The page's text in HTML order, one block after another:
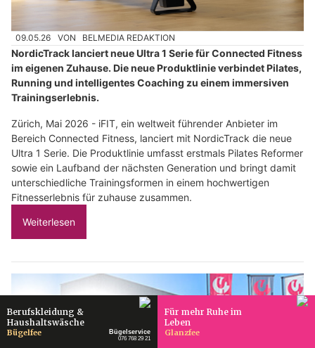
09.05.26 VON BELMEDIA REDAKTION
NordicTrack lanciert neue Ultra 1 Serie für Connected Fitness
im eigenen Zuhause. Die neue Produktlinie verbindet Pilates,
Running und intelligentes Coaching zu einem immersiven
Trainingserlebnis.
Zürich, Mai 2026 - iFIT, ein weltweit führender Anbieter im
Bereich Connected Fitness, lanciert mit NordicTrack die neue
Ultra 1 Serie. Die Produktlinie umfasst erstmals Pilates Reformer
sowie ein Laufband der nächsten Generation und bringt damit
unterschiedliche Trainingsformen in einem hochwertigen
Fitnesserlebnis für zuhause zusammen.
Weiterlesen